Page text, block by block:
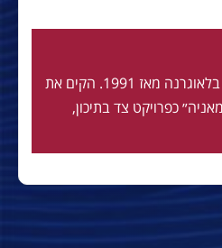
חי ונושם בלאוגרנה מאז 1991. הקים את
כפרויקט צד בתיכון,